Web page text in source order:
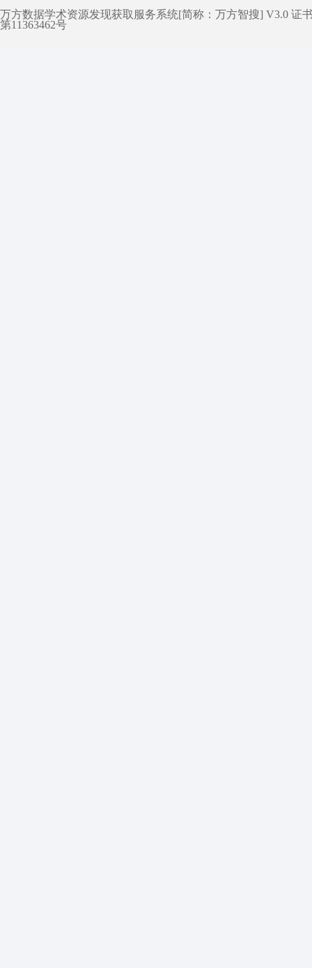
万方数据学术资源发现获取服务系统[简称：万方智搜] V3.0 证
第11363462号